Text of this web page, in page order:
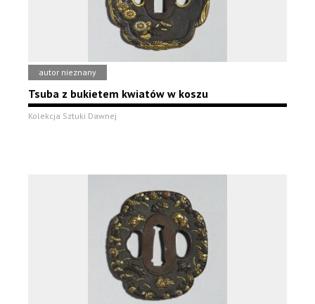
autor nieznany
Tsuba z bukietem kwiatów w koszu
Kolekcja Sztuki Dawnej